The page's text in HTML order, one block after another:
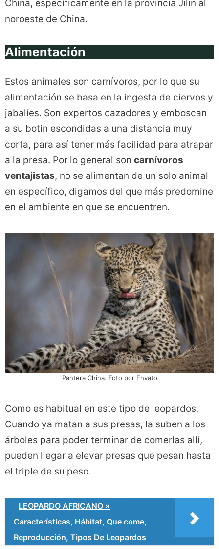
China, específicamente en la provincia Jilin al
noroeste de China.
Alimentación
Estos animales son carnívoros, por lo que su
alimentación se basa en la ingesta de ciervos y
jabalíes. Son expertos cazadores y emboscan
a su botín escondidas a una distancia muy
corta, para así tener más facilidad para atrapar
a la presa. Por lo general son carnívoros
ventajistas, no se alimentan de un solo animal
en específico, digamos del que más predomine
en el ambiente en que se encuentren.
Pantera China. Foto por Envato
Como es habitual en este tipo de leopardos,
Cuando ya matan a sus presas, la suben a los
árboles para poder terminar de comerlas allí,
pueden llegar a elevar presas que pesan hasta
el triple de su peso.
LEOPARDO AFRICANO »
Características, Hábitat, Que come,
Reproducción, Tipos De Leopardos